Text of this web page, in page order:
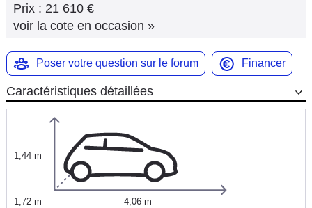
Marques
Prix : 21 610 €
voir la cote en occasion »
Poser votre question sur le forum Financer
Caractéristiques détaillées
1,44 m
1,72 m 4,06 m